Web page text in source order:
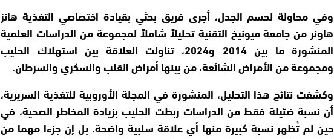
وفي محاولة لحسم الجدل، أجرى فريق بحثي بقيادة اختصاصي التغذية هانز
هاونر من جامعة ميونيخ التقنية تحليلاً شاملاً لمجموعة من الدراسات العلمية
المنشورة ما بين 2014 و2024، تناولت العلاقة بين استهلاك الحليب
ومجموعة من الأمراض الشائعة، من بينها أمراض القلب والسكري والسرطان.
وكشفت نتائج هذا التحليل، المنشورة في المجلة الأوروبية للتغذية السريرية،
أن نسبة ضئيلة فقط من الدراسات ربطت الحليب بزيادة المخاطر الصحية، في
حين لم تُظهر نسبة كبيرة منها أي علاقة سلبية واضحة. بل إن جزءاً مهماً من